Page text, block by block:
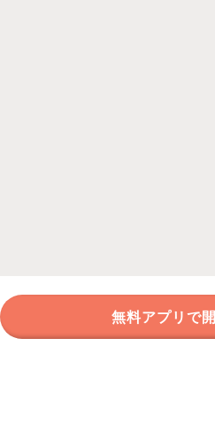
無料アプリで